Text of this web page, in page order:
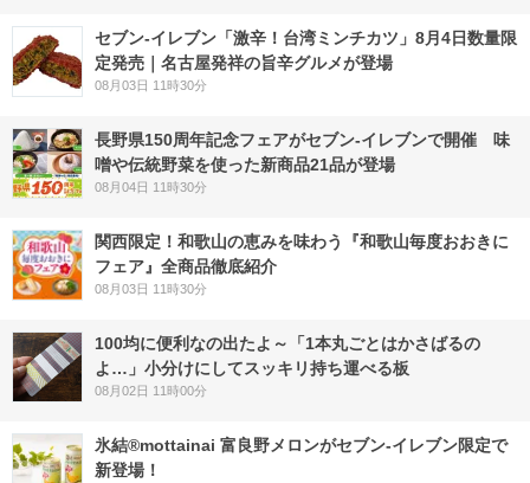
セブン-イレブン「激辛！台湾ミンチカツ」8月4日数量限
定発売｜名古屋発祥の旨辛グルメが登場
08月03日 11時30分
長野県150周年記念フェアがセブン-イレブンで開催 味
噌や伝統野菜を使った新商品21品が登場
08月04日 11時30分
関西限定！和歌山の恵みを味わう『和歌山毎度おおきに
フェア』全商品徹底紹介
08月03日 11時30分
100均に便利なの出たよ～「1本丸ごとはかさばるの
よ…」小分けにしてスッキリ持ち運べる板
08月02日 11時00分
氷結®mottainai 富良野メロンがセブン‐イレブン限定で
新登場！